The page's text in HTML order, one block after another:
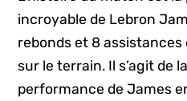
incroyable de Lebron
rebonds et 8
sur le terrain. Il s’agit de
performance de James